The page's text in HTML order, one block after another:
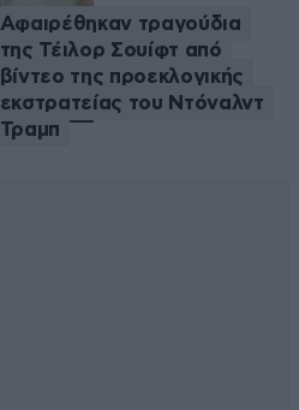
Αφαιρέθηκαν τραγούδια
της Τέιλορ Σουίφτ από
βίντεο της προεκλογικής
εκστρατείας του Ντόναλντ
Τραμπ